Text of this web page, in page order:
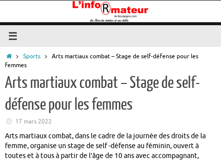
contenu
Accueil
Sports
Arts martiaux combat – Stage de self-défense pour les
femmes
Arts martiaux combat – Stage de self-
défense pour les femmes
17 mars 2022
Arts martiaux combat, dans le cadre de la journée des droits de la
femme, organise un stage de self -défense au féminin, ouvert à
toutes et à tous à partir de l’âge de 10 ans avec accompagnant,